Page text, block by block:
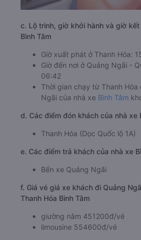
c. Lộ trình, giờ khởi hành và giờ
Bình Tâm
Giờ xuất phát ở Thanh Hóa:
Giờ đến nơi ở Quảng Ngãi -
06:42
Thời gian chạy từ Thanh
Ngãi của nhà xe Bình Tâm
d. Các điểm đón khách của nhà xe
Thanh Hóa (Dọc Quốc lộ 1A)
e. Các điểm trả khách của nhà xe
Bến xe Quảng Ngãi
f. Giá vé giá xe khách đi Quảng
Thanh Hóa Bình Tâm
giường nằm 451200đ/vé
limousine 554600đ/vé